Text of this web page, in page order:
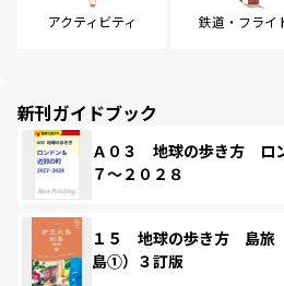
アクティビティ 鉄道・フライ
新刊ガイドブック
Ａ０３ 地球の歩き方 ロ
７～２０２８
１５ 地球の歩き方 島
島①）３訂版